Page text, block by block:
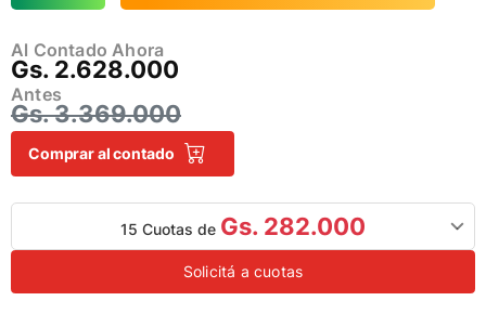
Al Contado Ahora
Gs. 2.628.000
Antes
Gs. 3.369.000
Comprar al contado
15 Cuotas de Gs. 282.000
Solicitá a cuotas